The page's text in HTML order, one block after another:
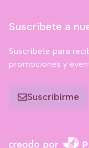
Suscríbete a
Suscríbete para
promociones y
Suscribirme